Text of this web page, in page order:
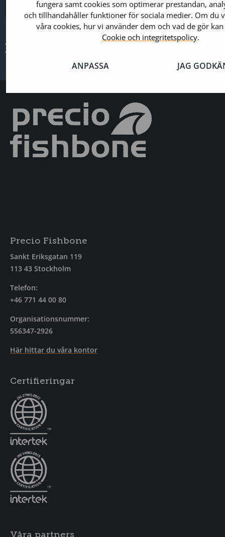
fungera samt cookies som optimerar prestandan,
och tillhandahåller funktioner för sociala medier. Om du
våra cookies, hur vi använder dem och vad de gör
Cookie och integritetspolicy.
ANPASSA JAG
post
Relaterat
Precio Fishbone
Sankt Eriksgatan 119
113 43 Stockholm
Telefon:
+46 771 44 00 80
Organisationsnummer:
556347-2926
Här hittar du våra kontor
Certifieringar
Våra partners